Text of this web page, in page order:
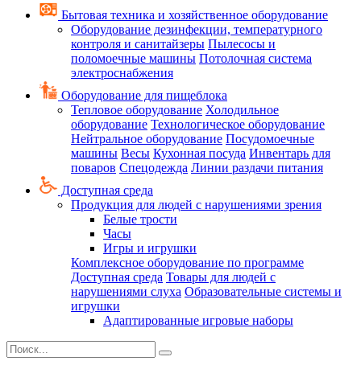
Бытовая техника и хозяйственное оборудование
Оборудование дезинфекции, температурного
контроля и санитайзеры Пылесосы и
поломоечные машины Потолочная система
электроснабжения
Оборудование для пищеблока
Тепловое оборудование Холодильное
оборудование Технологическое оборудование
Нейтральное оборудование Посудомоечные
машины Весы Кухонная посуда Инвентарь для
поваров Спецодежда Линии раздачи питания
Доступная среда
Продукция для людей с нарушениями зрения
Белые трости
Часы
Игры и игрушки
Комплексное оборудование по программе
Доступная среда Товары для людей с
нарушениями слуха Образовательные системы и
игрушки
Адаптированные игровые наборы